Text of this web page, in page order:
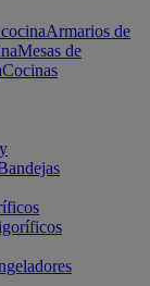
Armarios de
Mesas de
Cocinas